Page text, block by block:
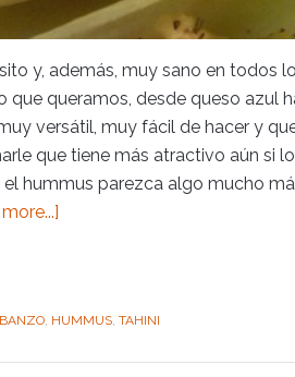
y, además, muy sano en todos
queramos, desde queso azul
versátil, muy fácil de hacer y
que tiene más atractivo aún si
el hummus parezca algo mucho
, HUMMUS, TAHINI